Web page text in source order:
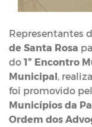
Representantes
de Santa Rosa
do 1º Encontro
Municipal,
foi promovido
Municípios da
Ordem dos